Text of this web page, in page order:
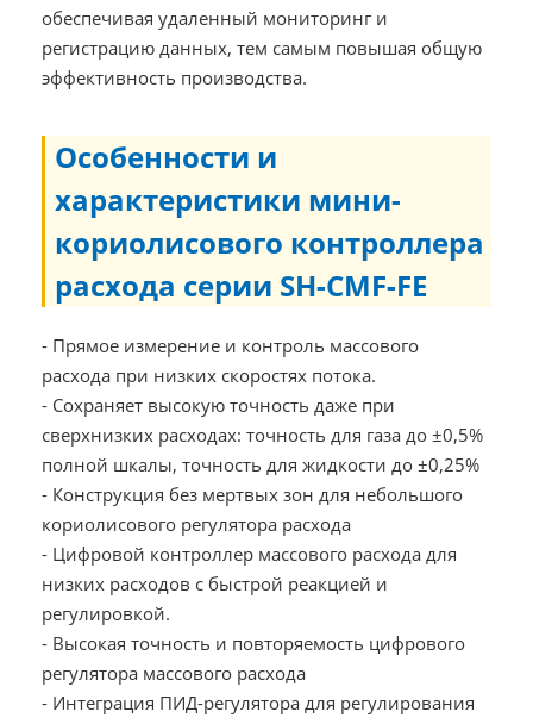
обеспечивая удаленный мониторинг и
регистрацию данных, тем самым повышая общую
эффективность производства.
Особенности и
характеристики мини-
кориолисового контроллера
расхода серии SH-CMF-FE
- Прямое измерение и контроль массового
расхода при низких скоростях потока.
- Сохраняет высокую точность даже при
сверхнизких расходах: точность для газа до ±0,5%
полной шкалы, точность для жидкости до ±0,25%
- Конструкция без мертвых зон для небольшого
кориолисового регулятора расхода
- Цифровой контроллер массового расхода для
низких расходов с быстрой реакцией и
регулировкой.
- Высокая точность и повторяемость цифрового
регулятора массового расхода
- Интеграция ПИД-регулятора для регулирования